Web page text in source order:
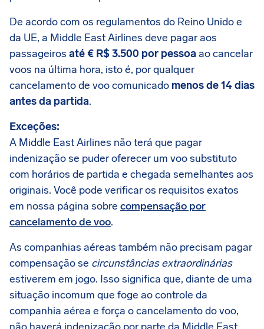
De acordo com os regulamentos do Reino Unido e
da UE, a Middle East Airlines deve pagar aos
passageiros até € R$ 3.500 por pessoa ao cancelar
voos na última hora, isto é, por qualquer
cancelamento de voo comunicado menos de 14 dias
antes da partida.
Exceções:
A Middle East Airlines não terá que pagar
indenização se puder oferecer um voo substituto
com horários de partida e chegada semelhantes aos
originais. Você pode verificar os requisitos exatos
em nossa página sobre compensação por
cancelamento de voo.
As companhias aéreas também não precisam pagar
compensação se circunstâncias extraordinárias
estiverem em jogo. Isso significa que, diante de uma
situação incomum que foge ao controle da
companhia aérea e força o cancelamento do voo,